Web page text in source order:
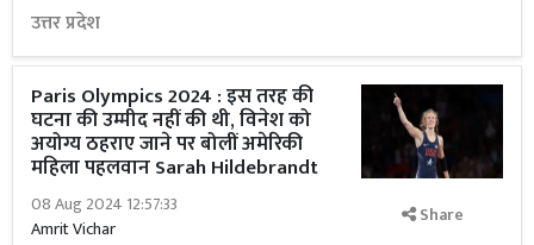
उत्तर प्रदेश
Paris Olympics 2024 : इस तरह की
घटना की उम्मीद नहीं की थी, विनेश को
अयोग्य ठहराए जाने पर बोलीं अमेरिकी
महिला पहलवान Sarah Hildebrandt
08 Aug 2024 12:57:33
Amrit Vichar
Share